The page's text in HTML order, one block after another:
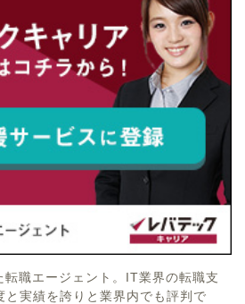
職エージェント。IT業界の転職支
と実績を誇りと業界内でも評判で